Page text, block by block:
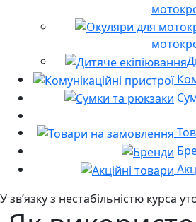
У звʼязку з нестабільністю курса